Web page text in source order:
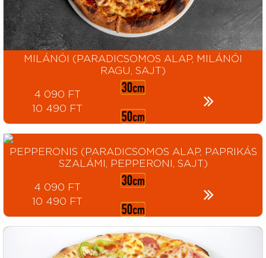
MILÁNÓI (PARADICSOMOS ALAP, MILÁNÓI
RAGU, SAJT)
4 090 FT
10 490 FT
PEPPERONIS (PARADICSOMOS ALAP, PAPRIKÁS
SZALÁMI, PEPPERONI, SAJT)
4 090 FT
10 490 FT